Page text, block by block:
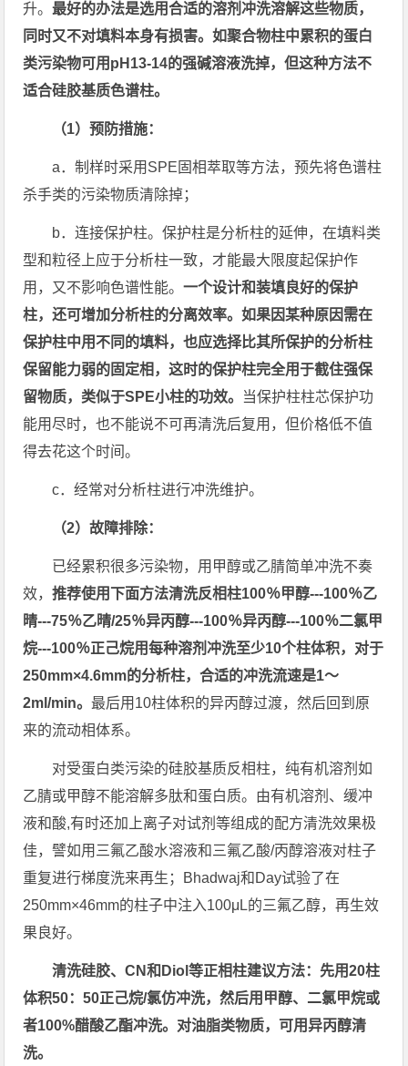
升。最好的办法是选用合适的溶剂冲洗溶解这些物质，
同时又不对填料本身有损害。如聚合物柱中累积的蛋白
类污染物可用pH13-14的强碱溶液洗掉，但这种方法不
适合硅胶基质色谱柱。
（1）预防措施：
a．制样时采用SPE固相萃取等方法，预先将色谱柱
杀手类的污染物质清除掉；
b．连接保护柱。保护柱是分析柱的延伸，在填料类
型和粒径上应于分析柱一致，才能最大限度起保护作
用，又不影响色谱性能。一个设计和装填良好的保护
柱，还可增加分析柱的分离效率。如果因某种原因需在
保护柱中用不同的填料，也应选择比其所保护的分析柱
保留能力弱的固定相，这时的保护柱完全用于截住强保
留物质，类似于SPE小柱的功效。 当保护柱柱芯保护功
能用尽时，也不能说不可再清洗后复用，但价格低不值
得去花这个时间。
c．经常对分析柱进行冲洗维护。
（2）故障排除：
已经累积很多污染物，用甲醇或乙腈简单冲洗不奏
效，推荐使用下面方法清洗反相柱100％甲醇---100％乙
晴---75％乙晴/25％异丙醇---100％异丙醇---100％二氯甲
烷---100％正己烷用每种溶剂冲洗至少10个柱体积，对于
250mm×4.6mm的分析柱，合适的冲洗流速是1～
2ml/min。最后用10柱体积的异丙醇过渡，然后回到原
来的流动相体系。
对受蛋白类污染的硅胶基质反相柱，纯有机溶剂如
乙腈或甲醇不能溶解多肽和蛋白质。由有机溶剂、缓冲
液和酸,有时还加上离子对试剂等组成的配方清洗效果极
佳，譬如用三氟乙酸水溶液和三氟乙酸/丙醇溶液对柱子
重复进行梯度洗来再生；Bhadwaj和Day试验了在
250mm×46mm的柱子中注入100μL的三氟乙醇，再生效
果良好。
清洗硅胶、CN和Diol等正相柱建议方法：先用20柱
体积50：50正己烷/氯仿冲洗，然后用甲醇、二氯甲烷或
者100%醋酸乙酯冲洗。对油脂类物质，可用异丙醇清
洗。